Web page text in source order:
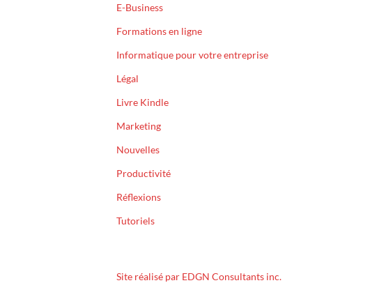
E-Business
Formations en ligne
Informatique pour votre entreprise
Légal
Livre Kindle
Marketing
Nouvelles
Productivité
Réflexions
Tutoriels
Site réalisé par EDGN Consultants inc.